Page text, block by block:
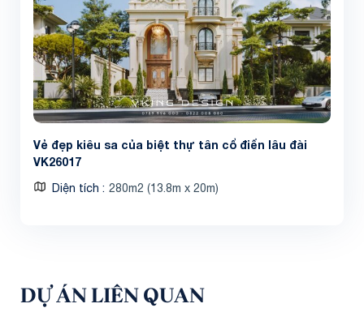
Vẻ đẹp kiêu sa của biệt thự tân cổ điển lâu đài
VK26017
Diện tích 280m2 (13.8m x 20m)
DỰ ÁN LIÊN QUAN